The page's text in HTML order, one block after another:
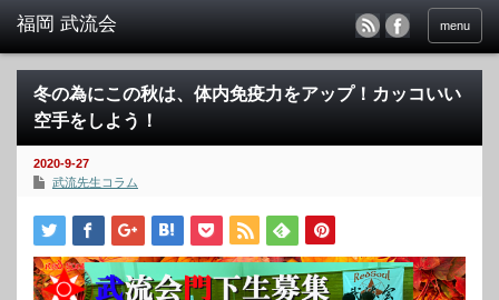
menu
冬の為にこの秋は、体内免疫力をアップ！カッコいい
空手をしよう！
2020-9-27
武流先生コラム